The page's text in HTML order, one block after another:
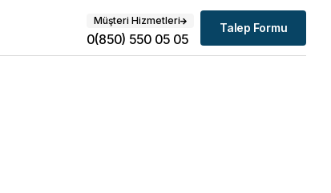
Müşteri Hizmetleri
0(850) 550 05 05
Talep Formu